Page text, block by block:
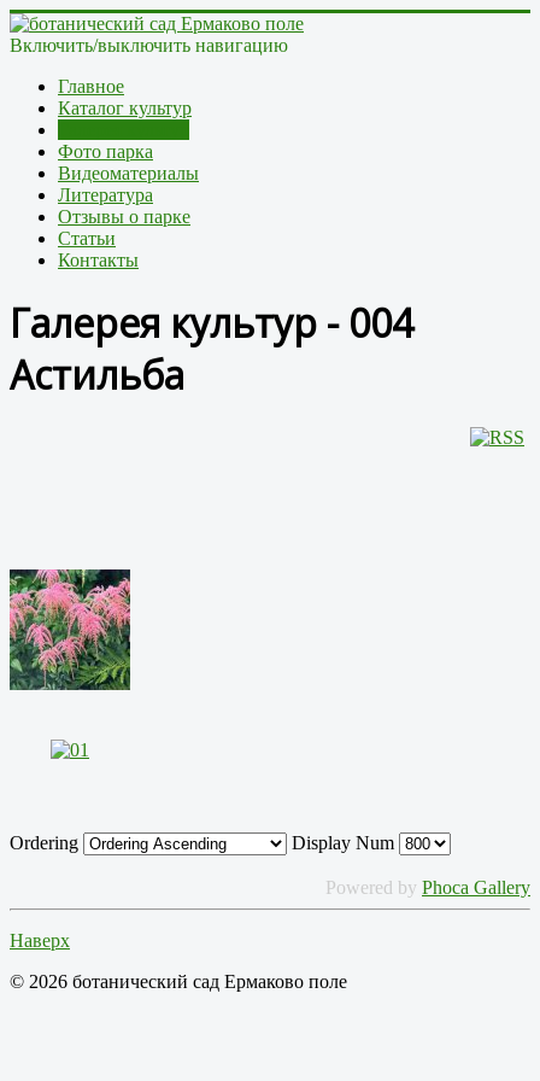
Включить/выключить навигацию
Главное
Каталог культур
Фото парка
Видеоматериалы
Литература
Отзывы о парке
Статьи
Контакты
Галерея культур - 004
Астильба
Ordering Display Num
Powered by Phoca Gallery
Наверх
© 2026 ботанический сад Ермаково поле